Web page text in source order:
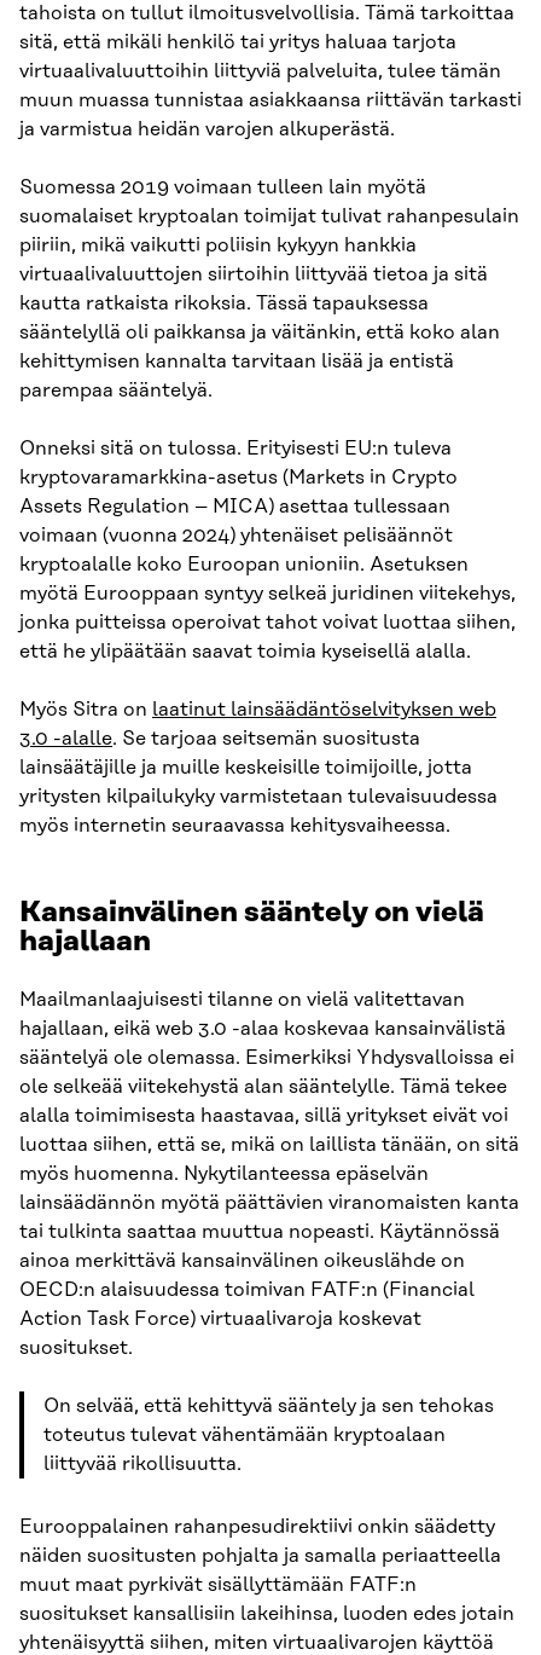
tahoista on tullut ilmoitusvelvollisia. Tämä tarkoittaa
sitä, että mikäli henkilö tai yritys haluaa tarjota
virtuaalivaluuttoihin liittyviä palveluita, tulee tämän
muun muassa tunnistaa asiakkaansa riittävän tarkasti
ja varmistua heidän varojen alkuperästä.
Suomessa 2019 voimaan tulleen lain myötä
suomalaiset kryptoalan toimijat tulivat rahanpesulain
piiriin, mikä vaikutti poliisin kykyyn hankkia
virtuaalivaluuttojen siirtoihin liittyvää tietoa ja sitä
kautta ratkaista rikoksia. Tässä tapauksessa
sääntelyllä oli paikkansa ja väitänkin, että koko alan
kehittymisen kannalta tarvitaan lisää ja entistä
parempaa sääntelyä.
Onneksi sitä on tulossa. Erityisesti EU:n tuleva
kryptovaramarkkina-asetus (Markets in Crypto
Assets Regulation – MICA) asettaa tullessaan
voimaan (vuonna 2024) yhtenäiset pelisäännöt
kryptoalalle koko Euroopan unioniin. Asetuksen
myötä Eurooppaan syntyy selkeä juridinen viitekehys,
jonka puitteissa operoivat tahot voivat luottaa siihen,
että he ylipäätään saavat toimia kyseisellä alalla.
Myös Sitra on laatinut lainsäädäntöselvityksen web
3.0 -alalle. Se tarjoaa seitsemän suositusta
lainsäätäjille ja muille keskeisille toimijoille, jotta
yritysten kilpailukyky varmistetaan tulevaisuudessa
myös internetin seuraavassa kehitysvaiheessa.
Kansainvälinen sääntely on vielä
hajallaan
Maailmanlaajuisesti tilanne on vielä valitettavan
hajallaan, eikä web 3.0 -alaa koskevaa kansainvälistä
sääntelyä ole olemassa. Esimerkiksi Yhdysvalloissa ei
ole selkeää viitekehystä alan sääntelylle. Tämä tekee
alalla toimimisesta haastavaa, sillä yritykset eivät voi
luottaa siihen, että se, mikä on laillista tänään, on sitä
myös huomenna. Nykytilanteessa epäselvän
lainsäädännön myötä päättävien viranomaisten kanta
tai tulkinta saattaa muuttua nopeasti. Käytännössä
ainoa merkittävä kansainvälinen oikeuslähde on
OECD:n alaisuudessa toimivan FATF:n (Financial
Action Task Force) virtuaalivaroja koskevat
suositukset.
On selvää, että kehittyvä sääntely ja sen tehokas
toteutus tulevat vähentämään kryptoalaan
liittyvää rikollisuutta.
Eurooppalainen rahanpesudirektiivi onkin säädetty
näiden suositusten pohjalta ja samalla periaatteella
muut maat pyrkivät sisällyttämään FATF:n
suositukset kansallisiin lakeihinsa, luoden edes jotain
yhtenäisyyttä siihen, miten virtuaalivarojen käyttöä